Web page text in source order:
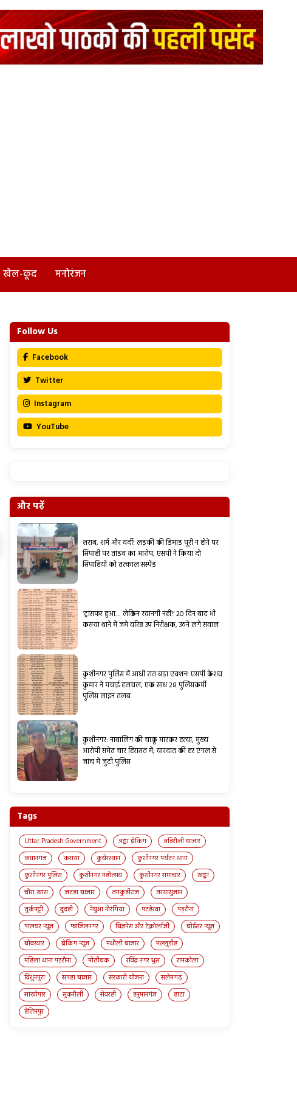
खेल-कूद मनोरंजन
Follow Us
Facebook
Twitter
Instagram
YouTube
और पढ़ें
शराब, शर्म और वर्दी! लड़की की डिमांड पूरी न होने पर
सिपाही पर तांडव का आरोप, एसपी ने किया दो
सिपाहियों को तत्काल सस्पेंड
‘ट्रांसफर हुआ… लेकिन रवानगी नहीं!’ 20 दिन बाद भी
कसया थाने में जमे वरिष्ठ उप निरीक्षक, उठने लगे सवाल
कुशीनगर पुलिस में आधी रात बड़ा एक्शन! एसपी केशव
कुमार ने मचाई हलचल, एक साथ 28 पुलिसकर्मी
पुलिस लाइन तलब
कुशीनगर: नाबालिग की चाकू मारकर हत्या, मुख्य
आरोपी समेत चार हिरासत में; वारदात की हर एंगल से
जांच में जुटी पुलिस
Tags
Uttar Pradesh Government अड्डा ब्रेकिंग
अहिरौली बाजार
कप्तानगंज
कसया कुबेरस्थान
कुशीनगर पर्यटन थाना
कुशीनगर पुलिस
कुशीनगर महोत्सव कुशीनगर समाचार
खड्डा
चौरा खास
जटहा बाजार तमकुहीराज
तरयासुजान
तुर्कपट्टी
दुदही नेबुआ नोरंगिया पटहेरवा
पड़रौना
पालघर न्यूज़
फाजिलनगर बिज़नेस और टेक्नोलॉजी
बोईसर न्यूज़
बोदरवार
ब्रेकिंग न्यूज़ मथौली बाजार
मल्लूडीह
महिला थाना पड़रौना
मोतीचक रविंद्र नगर धुस
रामकोला
विशुनपुरा
सपहा बाजार सरकारी योजना
सलेमगढ़
साखोपार
सुकरौली सेवरही हनुमानगंज
हाटा
हेतिमपुर